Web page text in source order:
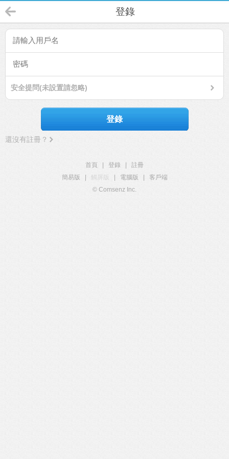
登錄
安全提問(未設置請忽略)
登錄
還沒有註冊？
首頁 登錄
註冊
簡易版
觸屏版 電腦版
客戶端
© Comsenz Inc.